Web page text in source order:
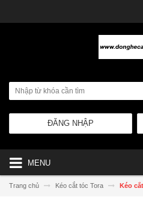
ĐĂNG NHẬP
MENU
Trang chủ Kéo cắt tóc Tora Kéo